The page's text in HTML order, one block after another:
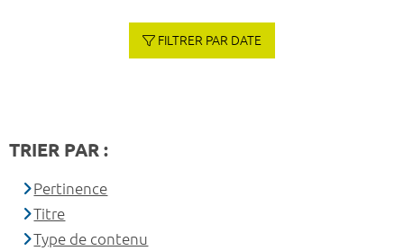
FILTRER PAR DATE
TRIER PAR :
Pertinence
Titre
Type de contenu